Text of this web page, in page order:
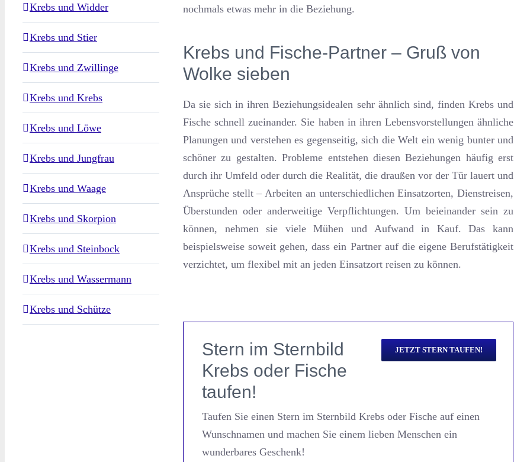
nochmals etwas mehr in die Beziehung.
Krebs und Fische-Partner – Gruß von
Wolke sieben
Da sie sich in ihren Beziehungsidealen sehr ähnlich sind, finden Krebs und
Fische schnell zueinander. Sie haben in ihren Lebensvorstellungen ähnliche
Planungen und verstehen es gegenseitig, sich die Welt ein wenig bunter und
schöner zu gestalten. Probleme entstehen diesen Beziehungen häufig erst
durch ihr Umfeld oder durch die Realität, die draußen vor der Tür lauert und
Ansprüche stellt – Arbeiten an unterschiedlichen Einsatzorten, Dienstreisen,
Überstunden oder anderweitige Verpflichtungen. Um beieinander sein zu
können, nehmen sie viele Mühen und Aufwand in Kauf. Das kann
beispielsweise soweit gehen, dass ein Partner auf die eigene Berufstätigkeit
verzichtet, um flexibel mit an jeden Einsatzort reisen zu können.
JETZT STERN TAUFEN!
Stern im Sternbild
Krebs oder Fische
taufen!
Taufen Sie einen Stern im Sternbild Krebs oder Fische auf einen
Wunschnamen und machen Sie einem lieben Menschen ein
wunderbares Geschenk!
Krebs und Widder
Krebs und Stier
Krebs und Zwillinge
Krebs und Krebs
Krebs und Löwe
Krebs und Jungfrau
Krebs und Waage
Krebs und Skorpion
Krebs und Steinbock
Krebs und Wassermann
Krebs und Schütze